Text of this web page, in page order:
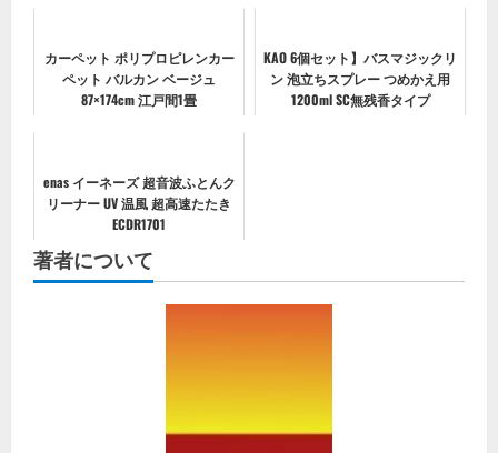
カーペット ポリプロピレンカー
ペット バルカン ベージュ
87×174cm 江戸間1畳
KAO 6個セット】バスマジックリ
ン 泡立ちスプレー つめかえ用
1200ml SC無残香タイプ
enas イーネーズ 超音波ふとんク
リーナー UV 温風 超高速たたき
ECDR1701
著者について